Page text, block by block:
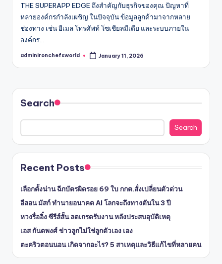
THE SUPERAPP EDGE ถึงสำคัญกับธุรกิจของคุณ ปัญหาที่
หลายองค์กรกำลังเผชิญ ในปัจจุบัน ข้อมูลลูกค้ามาจากหลาย
ช่องทาง เช่น อีเมล โทรศัพท์ โซเชียลมีเดีย และระบบภายใน
องค์กร…
Posted
adminironchefsworld January 11, 2026
Search
Search
Recent Posts
เลือกตั้งน่าน ฉีกบัตรผิดรอย 69 ใบ กกต.สั่งเปลี่ยนตัวด่วน
อีลอน มัสก์ ทำนายอนาคต AI โลกจะถึงทางตันใน 3 ปี
หวงรื่ออิ๋ง ซีรีส์สั้น ลดเกรดรับงาน หลังประสบอุบัติเหตุ
เอส กันตพงศ์ ข่าวลูกไม่ใช่ลูกตัวเอง เอง
ตะคริวตอนนอน เกิดจากอะไร? 5 สาเหตุและวิธีแก้ไขที่หลายคน